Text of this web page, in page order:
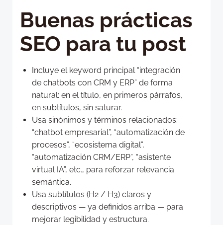
Buenas prácticas
SEO para tu post
Incluye el keyword principal “integración
de chatbots con CRM y ERP” de forma
natural: en el título, en primeros párrafos,
en subtítulos, sin saturar.
Usa sinónimos y términos relacionados:
“chatbot empresarial”, “automatización de
procesos”, “ecosistema digital”,
“automatización CRM/ERP”, “asistente
virtual IA”, etc., para reforzar relevancia
semántica.
Usa subtítulos (H2 / H3) claros y
descriptivos — ya definidos arriba — para
mejorar legibilidad y estructura.